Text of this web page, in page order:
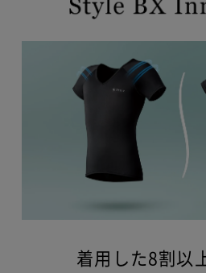
着用した8割以